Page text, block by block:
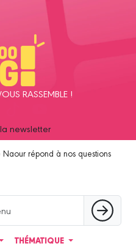
RASSEMBLE !
newsletter
Naour répond à nos questions
THÉMATIQUE